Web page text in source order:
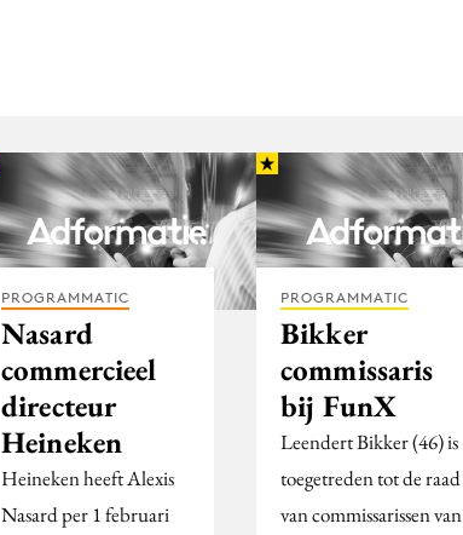
PROGRAMMATIC
Nasard
commercieel
directeur
Heineken
Heineken heeft Alexis
Nasard per 1 februari
PROGRAMMATIC
Bikker
commissaris
bij FunX
Leendert Bikker (46) is
toegetreden tot de raad
van commissarissen van